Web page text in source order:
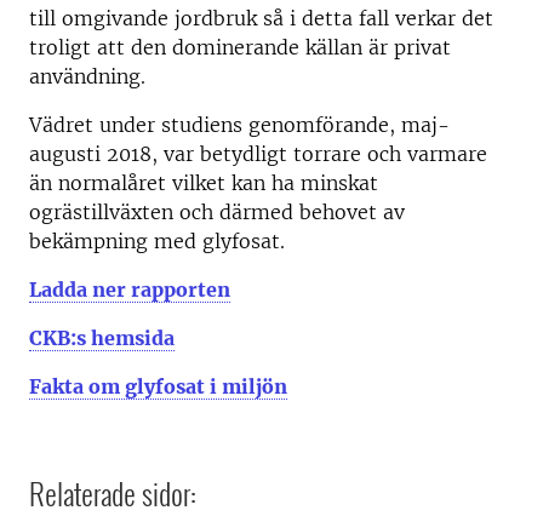
till omgivande jordbruk så i detta fall verkar det
troligt att den dominerande källan är privat
användning.
Vädret under studiens genomförande, maj-
augusti 2018, var betydligt torrare och varmare
än normalåret vilket kan ha minskat
ogrästillväxten och därmed behovet av
bekämpning med glyfosat.
Ladda ner rapporten
CKB:s hemsida
Fakta om glyfosat i miljön
Relaterade sidor: